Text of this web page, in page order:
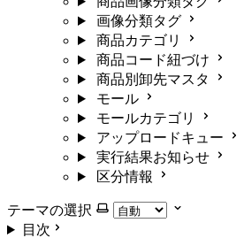
画像分類タグ
商品カテゴリ
商品コード紐づけ
商品別卸先マスタ
モール
モールカテゴリ
アップロードキュー
実行結果お知らせ
区分情報
テーマの選択
目次